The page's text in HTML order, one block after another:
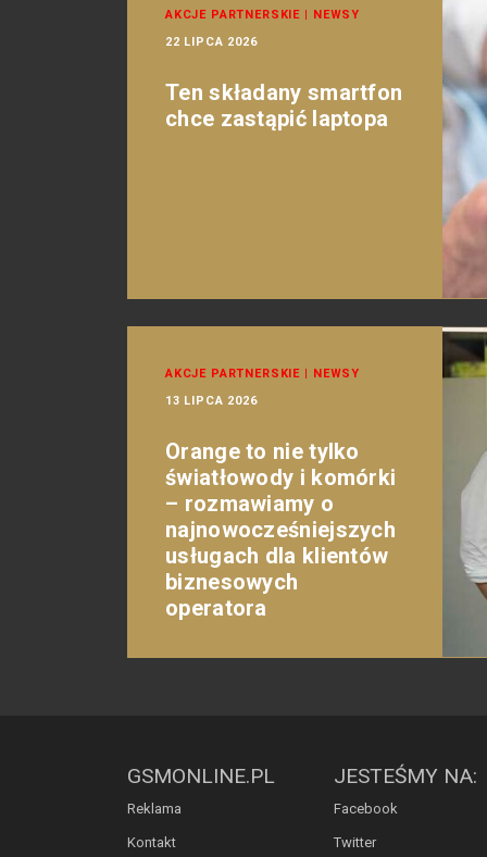
AKCJE PARTNERSKIE | NEWSY
22 LIPCA 2026
Ten składany smartfon
chce zastąpić laptopa
AKCJE PARTNERSKIE | NEWSY
13 LIPCA 2026
Orange to nie tylko
światłowody i komórki
– rozmawiamy o
najnowocześniejszych
usługach dla klientów
biznesowych
operatora
GSMONLINE.PL
Reklama
Kontakt
JESTEŚMY NA:
Facebook
Twitter